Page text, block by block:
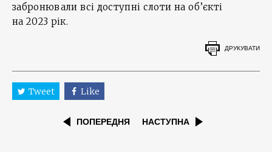
забронювали всі доступні слоти на об’єкті
на 2023 рік.
ДРУКУВАТИ
Tweet Like
ПОПЕРЕДНЯ НАСТУПНА